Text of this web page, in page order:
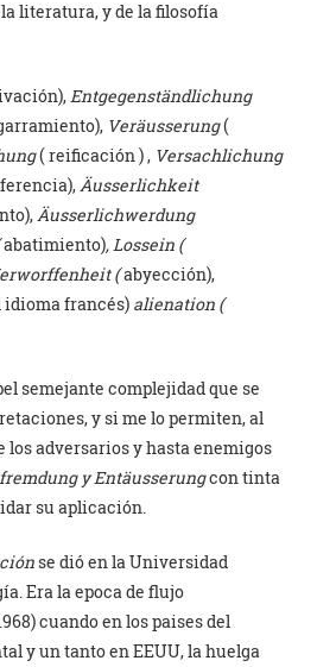
literatura, y de la filosofía
Entgegenständlichung
Veräusserung(
( reificación ) , Versachlichung
Äusserlichkeit
Äusserlichwerdung
abatimiento), Lossein (
(abyección),
idioma francés) alienation (
semejante complejidad que se
y si me lo permiten, al
adversarios y hasta enemigos
y Entäusserungcon tinta
su aplicación.
se dió en la Universidad
Era la epoca de flujo
cuando en los paises del
y un tanto en EEUU, la huelga